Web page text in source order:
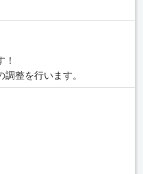
整を行います。